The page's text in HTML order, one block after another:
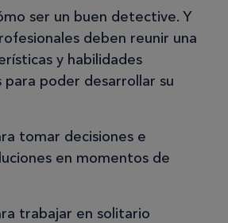
ser un buen detective. Y
deben reunir una
y habilidades
poder desarrollar su
tomar decisiones e
en momentos de
trabajar en solitario